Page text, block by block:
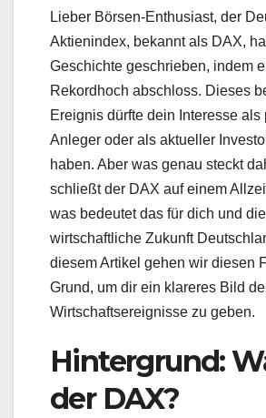
Lieber Börsen-Enthusiast, der
Aktienindex, bekannt als DAX,
Geschichte geschrieben, indem
Rekordhoch abschloss. Dieses
Ereignis dürfte dein Interesse als
Anleger oder als aktueller
haben. Aber was genau steckt
schließt der DAX auf einem
was bedeutet das für dich und die
wirtschaftliche Zukunft
diesem Artikel gehen wir diesen
Grund, um dir ein klareres Bild
Wirtschaftsereignisse zu geben.
Hintergrund:
der DAX?